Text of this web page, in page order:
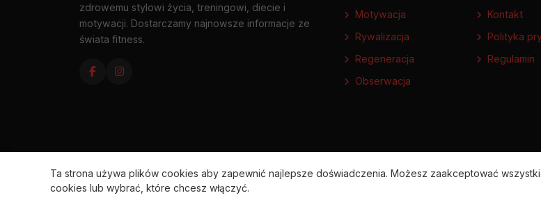
zdrowemu stylowi życia, treningowi, diecie i
motywacji. Dostarczamy najnowsze informacje ze
świata fitness.
Motywacja
Rywalizacja
Regeneracja
Obserwacja
Kontakt
Polityka
Regulamin
Ta strona używa plików cookies aby zapewnić najlepsze doświadczenia. Możesz zaakceptować
cookies lub wybrać, które chcesz włączyć.